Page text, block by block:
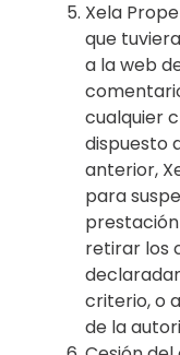
Xela
que
a la web
cualquier
dispuesto
anterior,
para
retirar los
criterio, o
de la